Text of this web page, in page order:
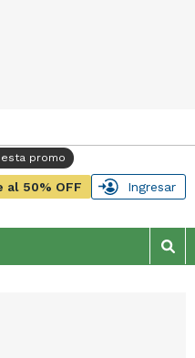
al 50% OFF Ingresar
M
o